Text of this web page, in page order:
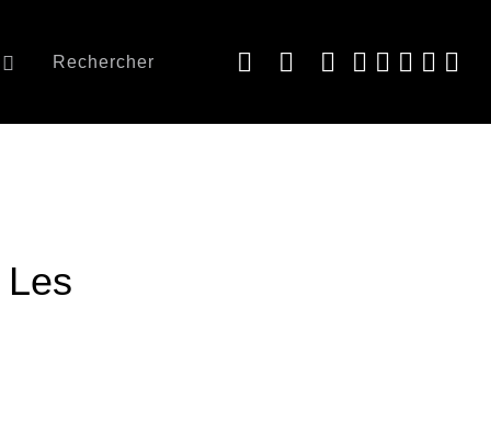
Rechercher